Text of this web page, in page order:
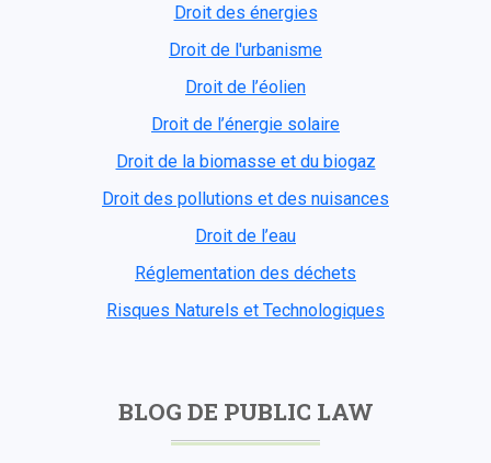
Droit des énergies
Droit de l'urbanisme
Droit de l’éolien
Droit de l’énergie solaire
Droit de la biomasse et du biogaz
Droit des pollutions et des nuisances
Droit de l’eau
Réglementation des déchets
Risques Naturels et Technologiques
BLOG DE PUBLIC LAW